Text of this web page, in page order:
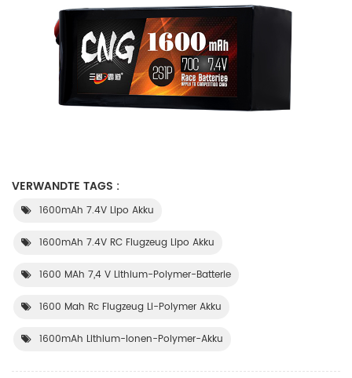
VERWANDTE TAGS :
1600mAh 7.4V Lipo Akku
1600mAh 7.4V RC Flugzeug Lipo Akku
1600 MAh 7,4 V Lithium-Polymer-Batterie
1600 Mah Rc Flugzeug Li-Polymer Akku
1600mAh Lithium-Ionen-Polymer-Akku